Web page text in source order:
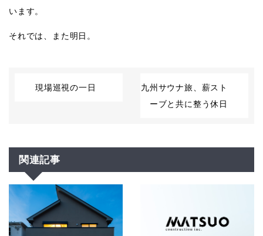
います。
それでは、また明日。
現場巡視の一日
九州サウナ旅、薪スト
ーブと共に整う休日
関連記事